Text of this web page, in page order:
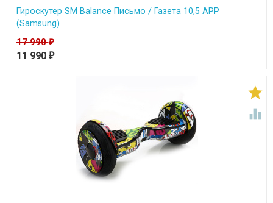
Гироскутер SM Balance Письмо / Газета 10,5 APP
(Samsung)
17 990₽
11 990 ₽

